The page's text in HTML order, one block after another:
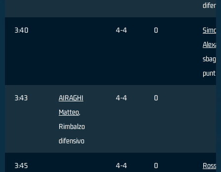
3:40 4-4 0
punti
3:43
AIRAGHI
Matteo,
Rimbalzo
difensivo
4-4 0
3:45 4-4 0
Rossi